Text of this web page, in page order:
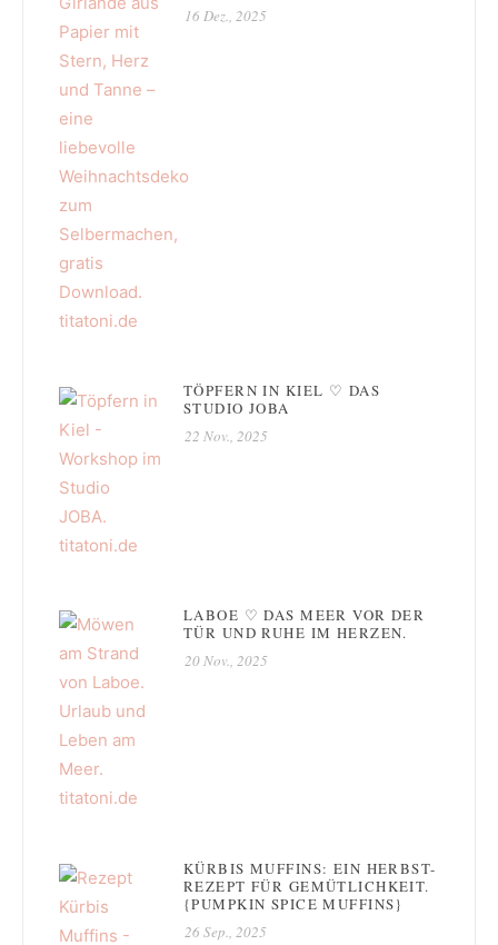
16 Dez., 2025
TÖPFERN IN KIEL ♡ DAS
STUDIO JOBA
22 Nov., 2025
LABOE ♡ DAS MEER VOR DER
TÜR UND RUHE IM HERZEN.
20 Nov., 2025
KÜRBIS MUFFINS: EIN HERBST-
REZEPT FÜR GEMÜTLICHKEIT.
{PUMPKIN SPICE MUFFINS}
26 Sep., 2025